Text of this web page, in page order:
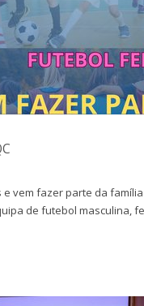
e vem fazer parte da
de futebol masculina,